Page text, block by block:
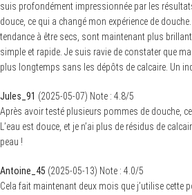
suis profondément impressionnée par les
douce, ce qui a changé mon expérience de
tendance à être secs, sont maintenant plus
simple et rapide. Je suis ravie de constater que
plus longtemps sans les dépôts de calcaire. Un
Jules_91 (2025-05-07) Note : 4.8/5
Après avoir testé plusieurs pommes de douche,
L’eau est douce, et je n’ai plus de résidus de
peau !
Antoine_45 (2025-05-13) Note : 4.0/5
Cela fait maintenant deux mois que j’utilise cette